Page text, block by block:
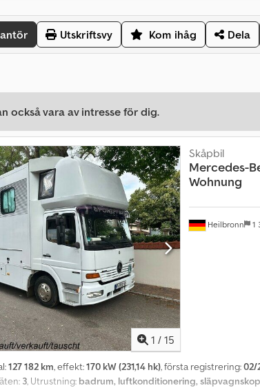
Utskriftsvy Kom ihåg Dela
också vara av intresse för dig.
1 / 15
Heilbronn 1
Skåpbil
Mercedes-
Wohnung
127 182 km, effekt:170 kW (231,14 hk), första registrering:02/
3, Utrustning: badrum, luftkonditionering,